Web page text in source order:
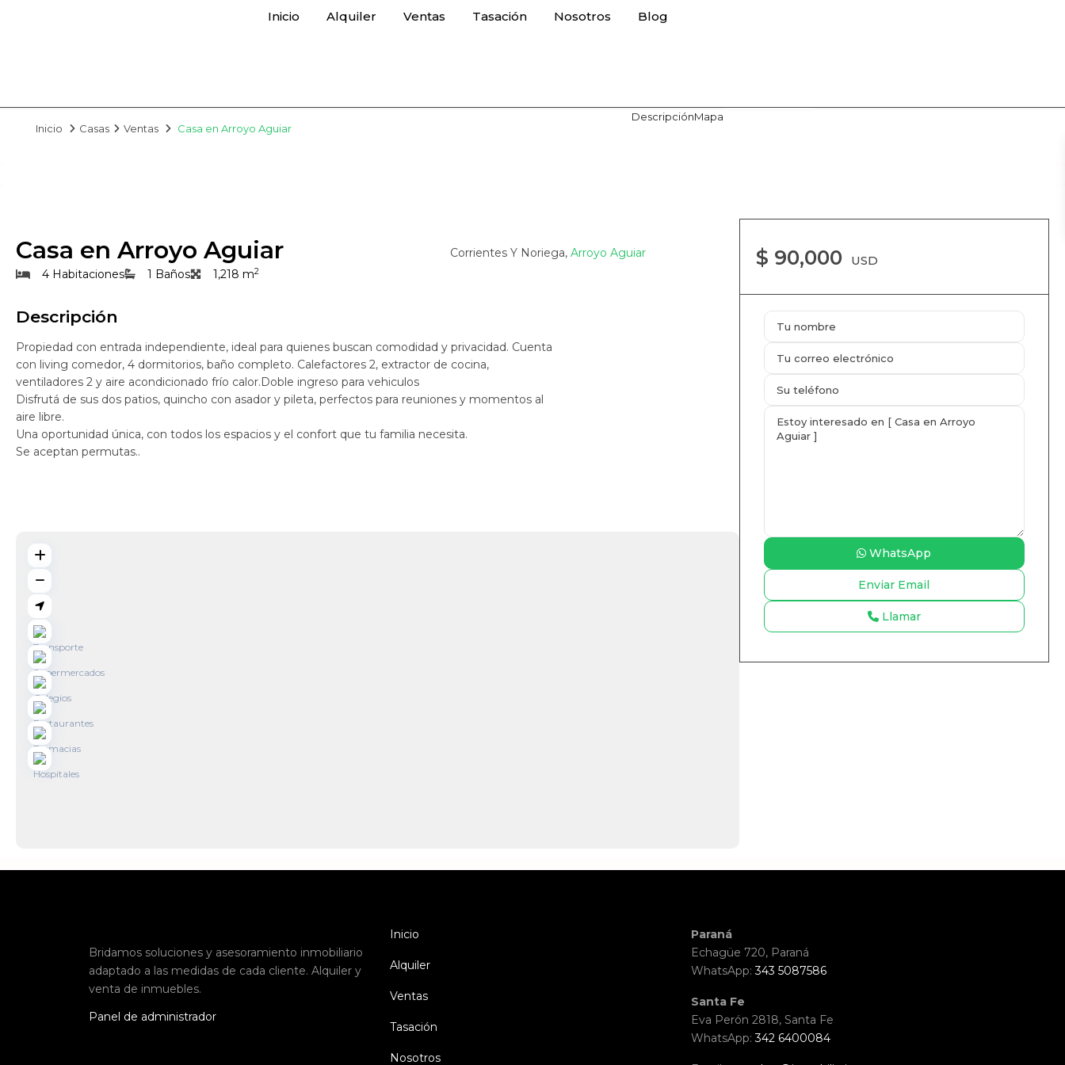
Inicio Alquiler Ventas Tasación Nosotros Blog
Inicio Casas Ventas Casa en Arroyo Aguiar
DescripciónMapa
Casa en Arroyo Aguiar
4 Habitaciones 1 Baños 1,218 m2
Corrientes Y Noriega, Arroyo Aguiar
Descripción
Propiedad con entrada independiente, ideal para quienes buscan comodidad y privacidad. Cuenta
con living comedor, 4 dormitorios, baño completo. Calefactores 2, extractor de cocina,
ventiladores 2 y aire acondicionado frío calor.Doble ingreso para vehiculos
Disfrutá de sus dos patios, quincho con asador y pileta, perfectos para reuniones y momentos al
aire libre.
Una oportunidad única, con todos los espacios y el confort que tu familia necesita.
Se aceptan permutas..
$ 90,000 USD
WhatsApp
Llamar
Bridamos soluciones y asesoramiento inmobiliario
adaptado a las medidas de cada cliente. Alquiler y
venta de inmuebles.
Panel de administrador
Inicio
Alquiler
Ventas
Tasación
Nosotros
Paraná
Echagüe 720, Paraná
WhatsApp:343 5087586
Santa Fe
Eva Perón 2818, Santa Fe
WhatsApp:342 6400084